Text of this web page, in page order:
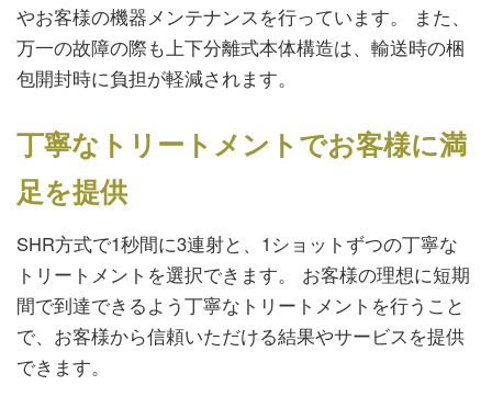
やお客様の機器メンテナンスを行っています。 また、
万一の故障の際も上下分離式本体構造は、輸送時の梱
包開封時に負担が軽減されます。
丁寧なトリートメントでお客様に満
足を提供
SHR方式で1秒間に3連射と、1ショットずつの丁寧な
トリートメントを選択できます。 お客様の理想に短期
間で到達できるよう丁寧なトリートメントを行うこと
で、お客様から信頼いただける結果やサービスを提供
できます。